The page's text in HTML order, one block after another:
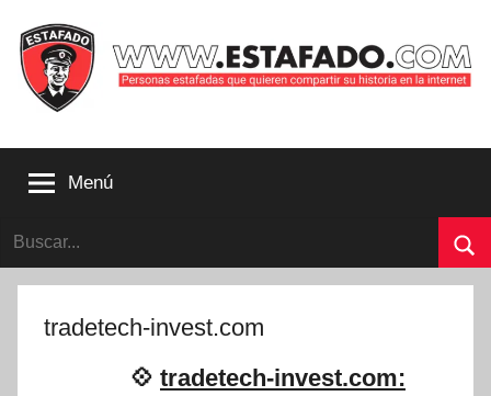
contenido
que
compartir
su
Menú
Buscar:
tradetech-invest.com
💠 tradetech-invest.com: